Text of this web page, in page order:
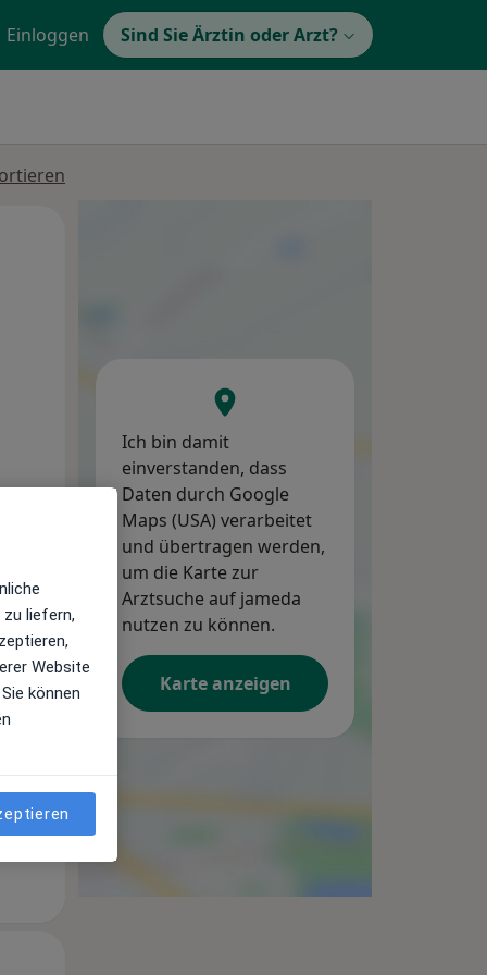
Einloggen Sind Sie Ärztin oder Arzt?
Do,
13 Aug
Fr,
14 Aug
Ich bin damit
einverstanden, dass
Daten durch Google
Maps (USA) verarbeitet
und übertragen werden,
um die Karte zur
Arztsuche auf jameda
nutzen zu können.
Karte anzeigen
liefern,
Website
können